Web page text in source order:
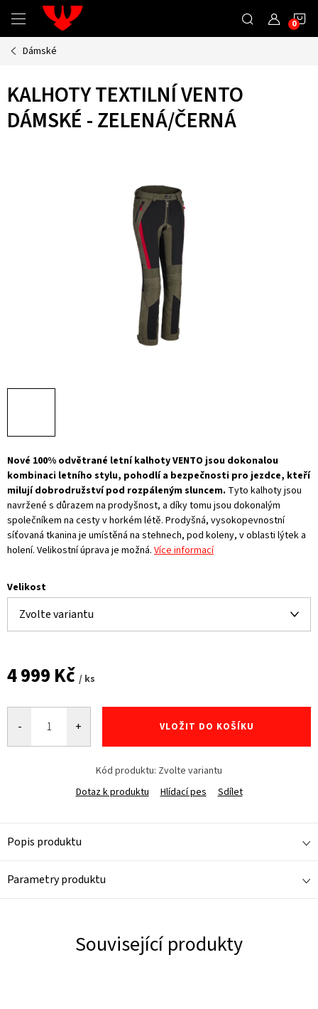
obsah
Dámské
KALHOTY TEXTILNÍ VENTO
DÁMSKÉ - ZELENÁ/ČERNÁ
Nové 100% odvětrané letní kalhoty VENTO jsou dokonalou
kombinaci letního stylu, pohodlí a bezpečnosti pro jezdce, kteří
milují dobrodružství pod rozpáleným sluncem. Tyto kalhoty jsou
navržené s důrazem na prodyšnost, a díky tomu jsou dokonalým
společníkem na cesty v horkém létě. Prodyšná, vysokopevnostní
síťovaná tkanina je umístěná na stehnech, pod koleny, v oblasti lýtek a
holení. Velikostní úprava je možná. Více informací
Velikost
4 999 Kč / ks
cena:
VLOŽIT DO KOŠÍKU
Kód produktu: Zvolte variantu
Dotaz k produktu
Hlídací pes Sdílet
Popis produktu
Parametry produktu
Související produkty